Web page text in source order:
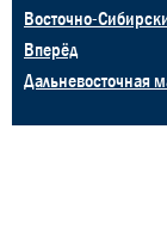
Восточно-
Вперёд
Дальневосточная